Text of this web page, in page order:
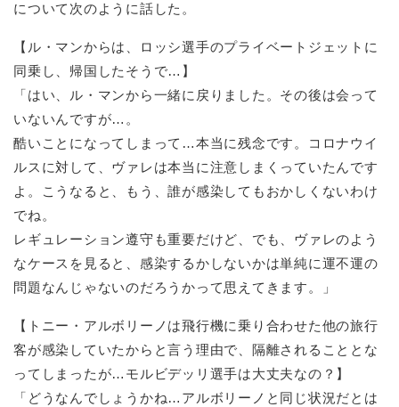
について次のように話した。
【ル・マンからは、ロッシ選手のプライベートジェットに
同乗し、帰国したそうで…】
「はい、ル・マンから一緒に戻りました。その後は会って
いないんですが…。
酷いことになってしまって…本当に残念です。コロナウイ
ルスに対して、ヴァレは本当に注意しまくっていたんです
よ。こうなると、もう、誰が感染してもおかしくないわけ
でね。
レギュレーション遵守も重要だけど、でも、ヴァレのよう
なケースを見ると、感染するかしないかは単純に運不運の
問題なんじゃないのだろうかって思えてきます。」
【トニー・アルボリーノは飛行機に乗り合わせた他の旅行
客が感染していたからと言う理由で、隔離されることとな
ってしまったが…モルビデッリ選手は大丈夫なの？】
「どうなんでしょうかね…アルボリーノと同じ状況だとは